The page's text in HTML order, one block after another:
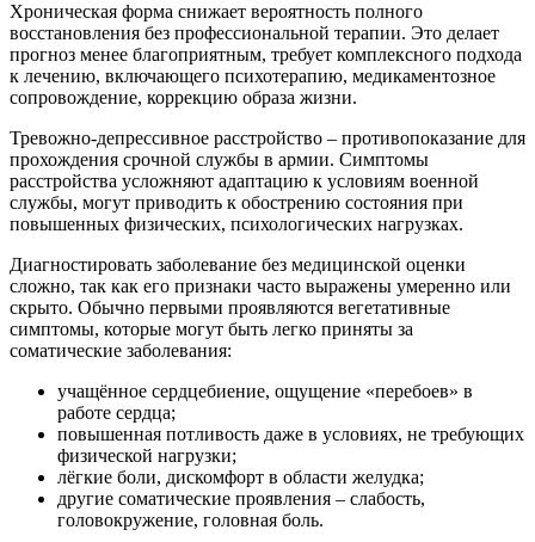
Хроническая форма снижает вероятность полного
восстановления без профессиональной терапии. Это делает
прогноз менее благоприятным, требует комплексного подхода
к лечению, включающего психотерапию, медикаментозное
сопровождение, коррекцию образа жизни.
Тревожно-депрессивное расстройство – противопоказание для
прохождения срочной службы в армии. Симптомы
расстройства усложняют адаптацию к условиям военной
службы, могут приводить к обострению состояния при
повышенных физических, психологических нагрузках.
Диагностировать заболевание без медицинской оценки
сложно, так как его признаки часто выражены умеренно или
скрыто. Обычно первыми проявляются вегетативные
симптомы, которые могут быть легко приняты за
соматические заболевания:
учащённое сердцебиение, ощущение «перебоев» в
работе сердца;
повышенная потливость даже в условиях, не требующих
физической нагрузки;
лёгкие боли, дискомфорт в области желудка;
другие соматические проявления – слабость,
головокружение, головная боль.